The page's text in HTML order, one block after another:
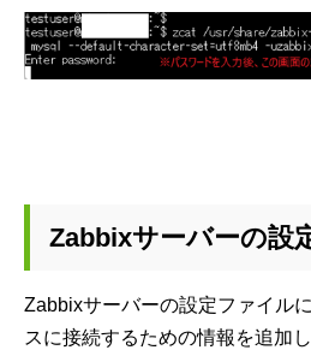
Zabbixサーバーの設
Zabbixサーバーの設定ファイル
スに接続するための情報を追加